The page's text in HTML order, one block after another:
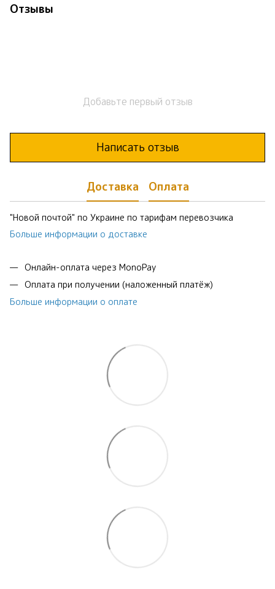
Отзывы
Добавьте первый отзыв
Написать отзыв
Доставка Оплата
"Новой почтой" по Украине по тарифам перевозчика
Больше информации о доставке
Онлайн-оплата через MonoPay
Оплата при получении (наложенный платёж)
Больше информации о оплате